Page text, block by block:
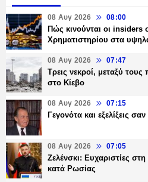
08 Αυγ 2026 08:00
Πώς κινούνται οι insiders
Χρηματιστηρίου στα
08 Αυγ 2026 07:47
Τρεις νεκροί, μεταξύ
στο Κίεβο
08 Αυγ 2026 07:15
Γεγονότα και εξελίξεις
08 Αυγ 2026 07:05
Ζελένσκι: Ευχαριστίες
κατά Ρωσίας